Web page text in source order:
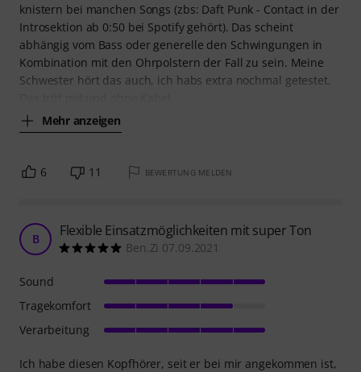
knistern bei manchen Songs (zbs: Daft Punk - Contact in der
Introsektion ab 0:50 bei Spotify gehört). Das scheint
abhängig vom Bass oder generelle den Schwingungen in
Kombination mit den Ohrpolstern der Fall zu sein. Meine
Schwester hört das auch, ich habs extra nochmal getestet.
Mehr anzeigen
6 11 BEWERTUNG MELDEN
B Flexible Einsatzmöglichkeiten mit super Ton
Ben.Zi 07.09.2021
Ich habe diesen Kopfhörer, seit er bei mir angekommen ist,
Sound
Tragekomfort
Verarbeitung